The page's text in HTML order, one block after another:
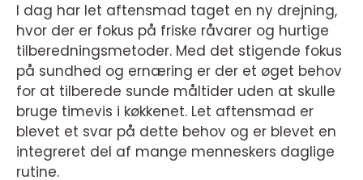
I dag har let aftensmad taget en ny drejning,
hvor der er fokus på friske råvarer og hurtige
tilberedningsmetoder. Med det stigende fokus
på sundhed og ernæring er der et øget behov
for at tilberede sunde måltider uden at skulle
bruge timevis i køkkenet. Let aftensmad er
blevet et svar på dette behov og er blevet en
integreret del af mange menneskers daglige
rutine.